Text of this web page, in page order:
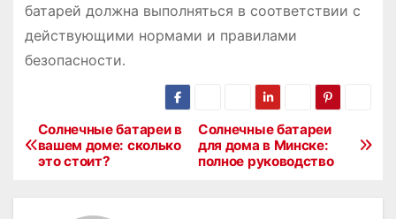
батарей должна выполняться в соответствии с
действующими нормами и правилами
безопасности․
Н
Солнечные батареи
для дома в Минске:
полное руководство
Солнечные батареи в
вашем доме: сколько
это стоит?